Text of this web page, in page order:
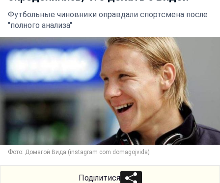
Футбольные чиновники оправдали спортсмена после
"полного анализа"
Фото: Домагой Вида (instagram com domagojvida)
Поділитися